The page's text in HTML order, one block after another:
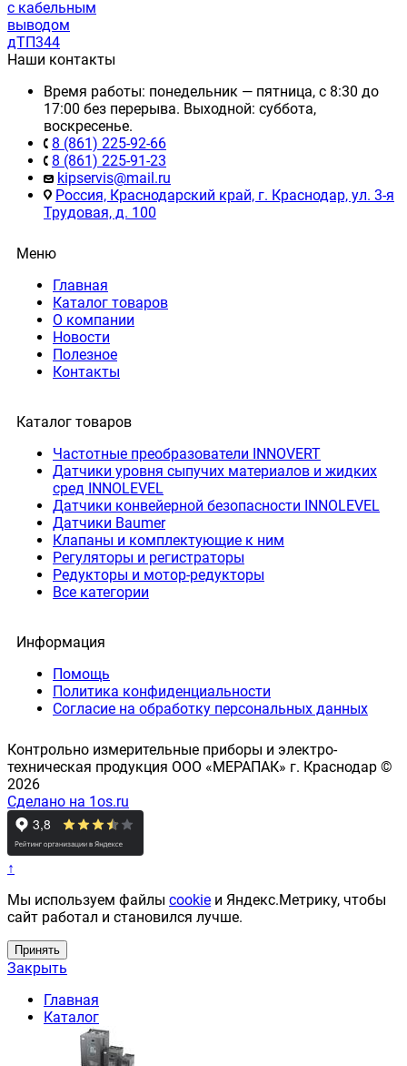
с кабельным
выводом
дТП344
Наши контакты
Время работы: понедельник — пятница, с 8:30 до
17:00 без перерыва. Выходной: суббота,
воскресенье.
8 (861) 225-92-66
8 (861) 225-91-23
kipservis@mail.ru
Россия, Краснодарский край, г. Краснодар, ул. 3-я
Трудовая, д. 100
Меню
Главная
Каталог товаров
О компании
Новости
Полезное
Контакты
Каталог товаров
Частотные преобразователи INNOVERT
Датчики уровня сыпучих материалов и жидких
сред INNOLEVEL
Датчики конвейерной безопасности INNOLEVEL
Датчики Baumer
Клапаны и комплектующие к ним
Регуляторы и регистраторы
Редукторы и мотор-редукторы
Все категории
Информация
Помощь
Политика конфиденциальности
Согласие на обработку персональных данных
Контрольно измерительные приборы и электро-
техническая продукция ООО «МЕРАПАК» г. Краснодар ©
2026
Сделано на 1os.ru
↑
Мы используем файлы cookie и Яндекс.Метрику, чтобы
сайт работал и становился лучше.
Принять
Закрыть
Главная
Каталог